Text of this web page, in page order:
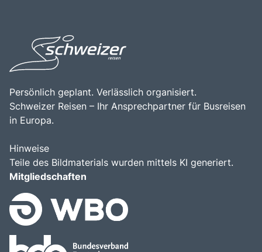
Persönlich geplant. Verlässlich organisiert.
Schweizer Reisen – Ihr Ansprechpartner für Busreisen
in Europa.
Hinweise
Teile des Bildmaterials wurden mittels KI generiert.
Mitgliedschaften